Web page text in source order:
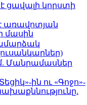
ցավալի կորստի
առավոտյան
մասին
Մանրամասներ
ին ու «Գոջո»-